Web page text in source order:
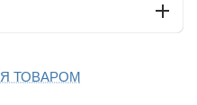
ТОВАРОМ